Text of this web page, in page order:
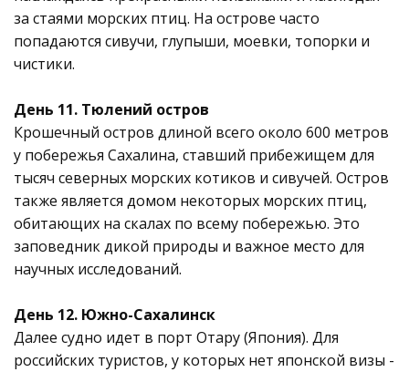
за стаями морских птиц. На острове часто
попадаются сивучи, глупыши, моевки, топорки и
чистики.
День 11. Тюлений остров
Крошечный остров длиной всего около 600 метров
у побережья Сахалина, ставший прибежищем для
тысяч северных морских котиков и сивучей. Остров
также является домом некоторых морских птиц,
обитающих на скалах по всему побережью. Это
заповедник дикой природы и важное место для
научных исследований.
День 12. Южно-Сахалинск
Далее судно идет в порт Отару (Япония). Для
российских туристов, у которых нет японской визы -